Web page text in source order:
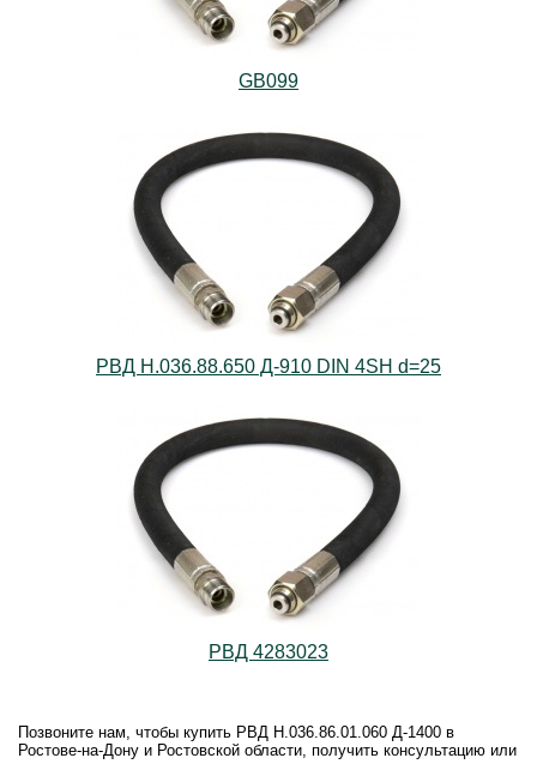
GB099
РВД Н.036.88.650 Д-910 DIN 4SH d=25
РВД 4283023
Позвоните нам, чтобы купить РВД Н.036.86.01.060 Д-1400 в
Ростове-на-Дону и Ростовской области, получить консультацию или